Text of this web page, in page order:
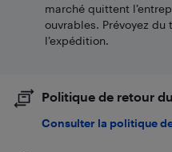
marché quittent
ouvrables. Prévoyez
l’expédition.
Politique de retour
Consulter la politique